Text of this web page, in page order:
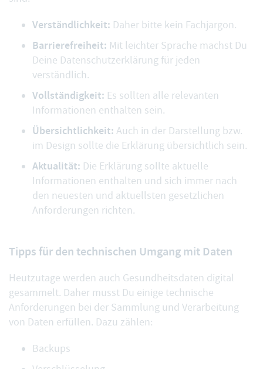
Verständlichkeit: Daher bitte kein Fachjargon.
Barrierefreiheit: Mit leichter Sprache machst Du
Deine Datenschutzerklärung für jeden
verständlich.
Vollständigkeit: Es sollten alle relevanten
Informationen enthalten sein.
Übersichtlichkeit: Auch in der Darstellung bzw.
im Design sollte die Erklärung übersichtlich sein.
Aktualität: Die Erklärung sollte aktuelle
Informationen enthalten und sich immer nach
den neuesten und aktuellsten gesetzlichen
Anforderungen richten.
Tipps für den technischen Umgang mit Daten
Heutzutage werden auch Gesundheitsdaten digital
gesammelt. Daher musst Du einige technische
Anforderungen bei der Sammlung und Verarbeitung
von Daten erfüllen. Dazu zählen:
Backups